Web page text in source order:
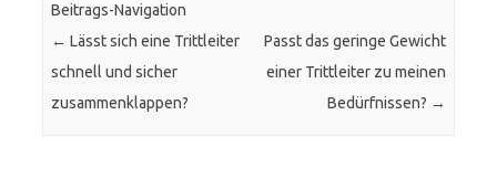
Beitrags-Navigation
← Lässt sich eine Trittleiter
schnell und sicher
zusammenklappen?
Passt das geringe Gewicht
einer Trittleiter zu meinen
Bedürfnissen? →